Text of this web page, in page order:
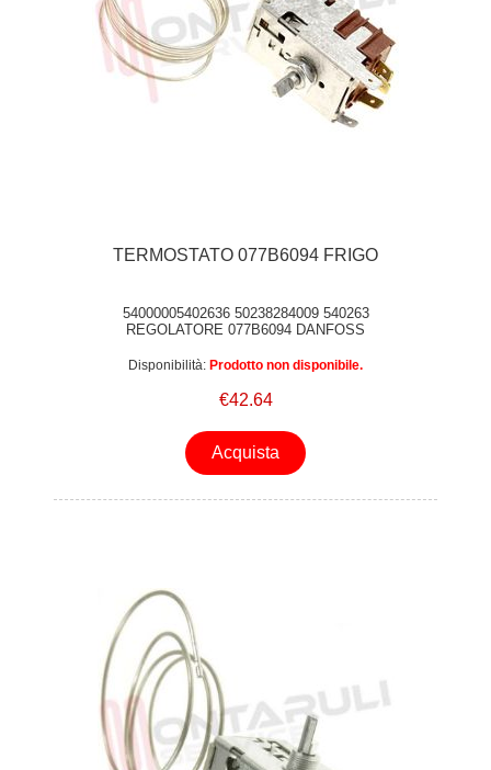
TERMOSTATO 077B6094 FRIGO
54000005402636 50238284009 540263
REGOLATORE 077B6094 DANFOSS
Disponibilità: Prodotto non disponibile.
€42.64
Acquista